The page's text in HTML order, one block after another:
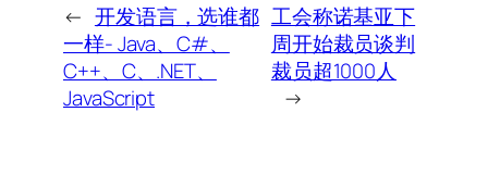
← 开发语言，选谁都
一样- Java、C#、
C++、C、.NET、
JavaScript
工会称诺基亚下
周开始裁员谈判
裁员超1000人
→